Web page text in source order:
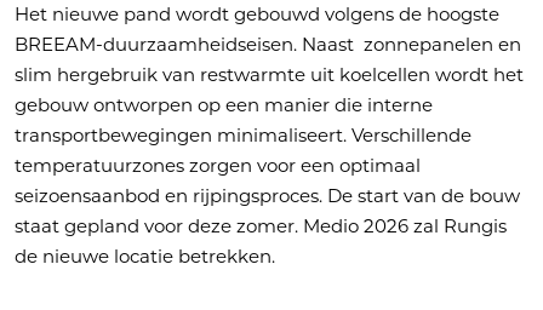
Het nieuwe pand wordt gebouwd volgens de hoogste
BREEAM-duurzaamheidseisen. Naast zonnepanelen en
slim hergebruik van restwarmte uit koelcellen wordt het
gebouw ontworpen op een manier die interne
transportbewegingen minimaliseert. Verschillende
temperatuurzones zorgen voor een optimaal
seizoensaanbod en rijpingsproces. De start van de bouw
staat gepland voor deze zomer. Medio 2026 zal Rungis
de nieuwe locatie betrekken.